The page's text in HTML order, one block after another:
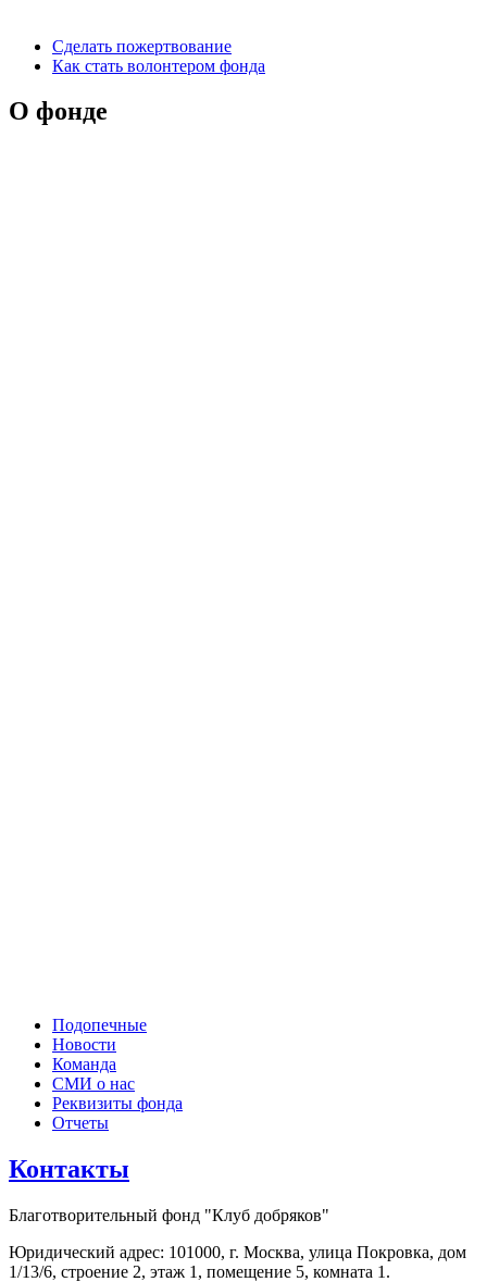
Сделать пожертвование
Как стать волонтером фонда
О фонде
Подопечные
Новости
Команда
СМИ о нас
Реквизиты фонда
Отчеты
Контакты
Благотворительный фонд "Клуб добряков"
Юридический адрес: 101000, г. Москва, улица Покровка, дом
1/13/6, строение 2, этаж 1, помещение 5, комната 1.